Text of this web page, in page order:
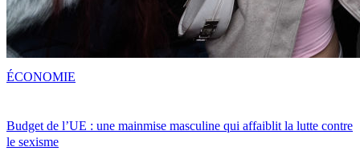
Budget de l’UE : une mainmise masculine qui affaiblit la lutte contre
le sexisme
ÉCONOMIE